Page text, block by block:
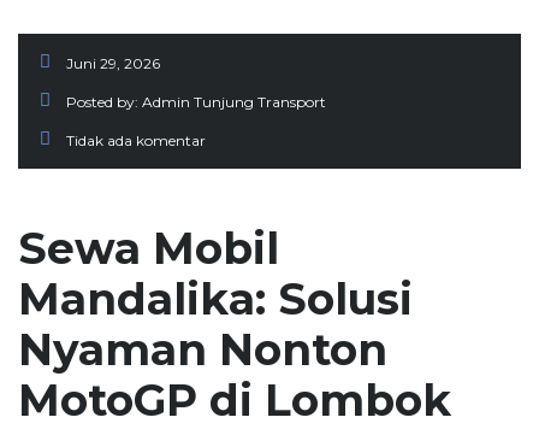
Juni 29, 2026
Posted by: Admin Tunjung Transport
Tidak ada komentar
Sewa Mobil
Mandalika: Solusi
Nyaman Nonton
MotoGP di Lombok